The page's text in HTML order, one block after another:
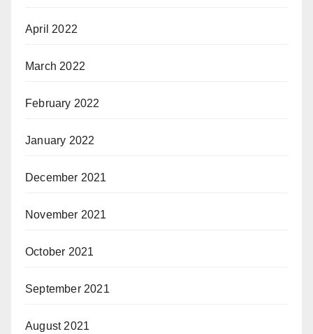
April 2022
March 2022
February 2022
January 2022
December 2021
November 2021
October 2021
September 2021
August 2021